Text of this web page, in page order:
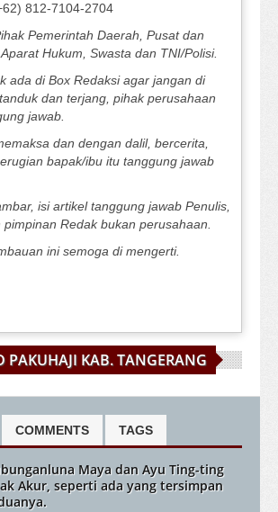
812-7104-2704
Pemerintah Daerah, Pusat dan
Hukum, Swasta dan TNI/Polisi.
ada di Box Redaksi agar jangan di
dan terjang, pihak perusahaan
jawab.
dan dengan dalil, bercerita,
bapak/ibu itu tanggung jawab
isi artikel tanggung jawab Penulis,
Redak bukan perusahaan.
ini semoga di mengerti.
PAKUHAJI KAB. TANGERANG
COMMENTS TAGS
Maya dan Ayu Ting-ting
Akur, seperti ada yang tersimpan